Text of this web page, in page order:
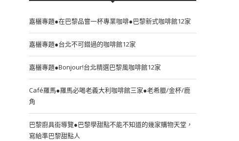
嘉欐專題●在巴黎品嘗一杯專業咖啡●巴黎新式咖啡館12家
嘉欐專題●台北不可錯過的咖啡館12家
嘉欐專題●Bonjour!台北精選巴黎風咖啡館12家
Café羅馬●羅馬必喝老義大利咖啡館三家●老希臘/金杯/鹿
角
巴黎廚具街導覽●巴黎學甜點不能不知道的幾家購物天堂，
寫給準巴黎甜點人